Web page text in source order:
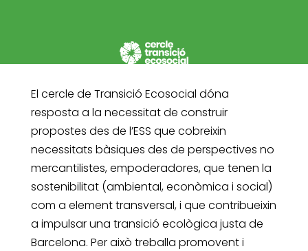
El cercle de Transició Ecosocial dóna
resposta a la necessitat de construir
propostes des de l’ESS que cobreixin
necessitats bàsiques des de perspectives no
mercantilistes, empoderadores, que tenen la
sostenibilitat (ambiental, econòmica i social)
com a element transversal, i que contribueixin
a impulsar una transició ecològica justa de
Barcelona. Per això treballa promovent i